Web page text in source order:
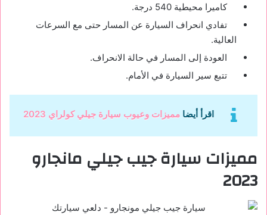
كاميرا محيطية 540 درجة.
تفادي انحراف السيارة عن المسار حتى مع السرعات
العالية.
العودة إلى المسار في حالة الانحراف.
تتبع سير السيارة في الأمام.
اقرأ أيضا مميزات وعيوب سيارة جيلي كولراي 2023
مميزات سيارة جيب جيلي مانجارو
2023